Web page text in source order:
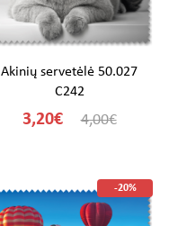
Akinių servetėlė 50.027
C242
3,20€ 4,00€
-20%